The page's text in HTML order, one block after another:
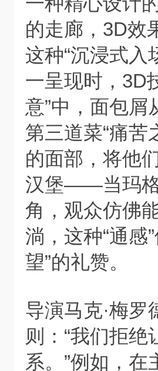
的走廊，3D效
这种“沉浸式入
一呈现时，3D
意”中，面包屑
第三道菜“痛苦
的面部，将他
汉堡——当玛格
角，观众仿佛
淌，这种“通感
望”的礼赞。
导演马克·梅罗
则：“我们拒
系。”例如，在